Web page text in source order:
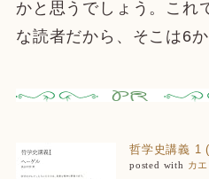
かと思うでしょう。これ
な読者だから、そこは6か
哲学史講義 1
posted with カ